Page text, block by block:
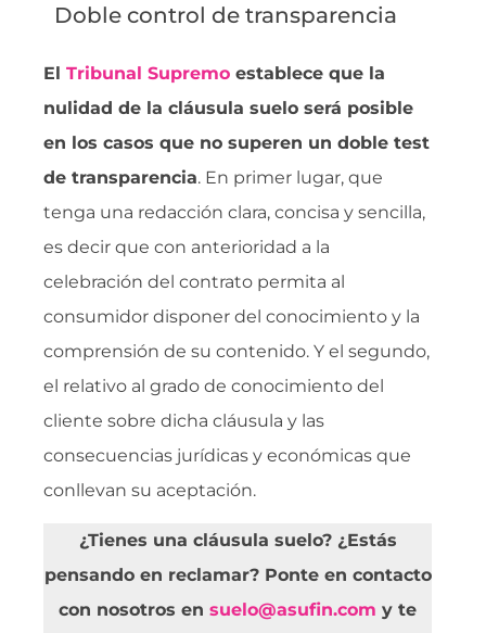
Doble control de transparencia
El Tribunal Supremo establece que la
nulidad de la cláusula suelo será posible
en los casos que no superen un doble test
de transparencia. En primer lugar, que
tenga una redacción clara, concisa y sencilla,
es decir que con anterioridad a la
celebración del contrato permita al
consumidor disponer del conocimiento y la
comprensión de su contenido. Y el segundo,
el relativo al grado de conocimiento del
cliente sobre dicha cláusula y las
consecuencias jurídicas y económicas que
conllevan su aceptación.
¿Tienes una cláusula suelo? ¿Estás
pensando en reclamar? Ponte en contacto
con nosotros ensuelo@asufin.com y te